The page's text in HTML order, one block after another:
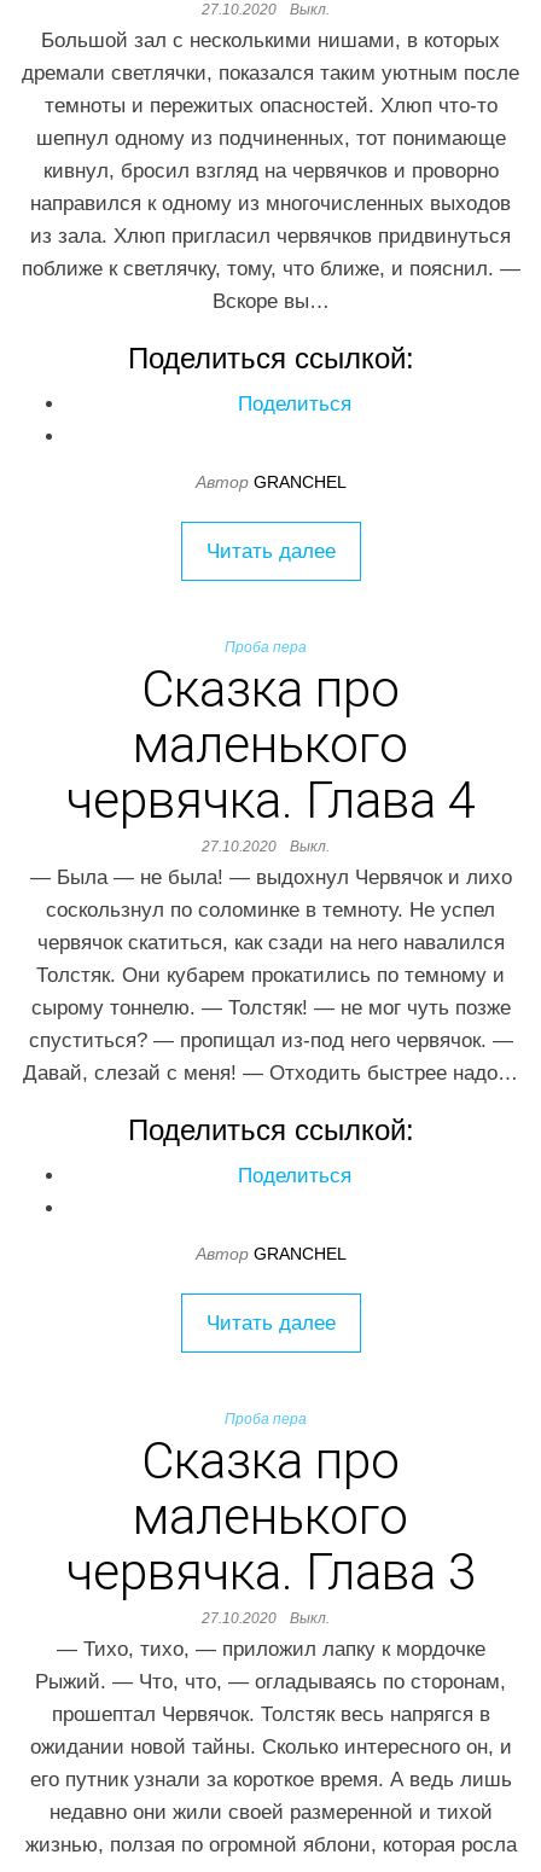
27.10.2020 Выкл.
Большой зал с несколькими нишами, в которых
дремали светлячки, показался таким уютным после
темноты и пережитых опасностей. Хлюп что-то
шепнул одному из подчиненных, тот понимающе
кивнул, бросил взгляд на червячков и проворно
направился к одному из многочисленных выходов
из зала. Хлюп пригласил червячков придвинуться
поближе к светлячку, тому, что ближе, и пояснил. —
Вскоре вы…
Поделиться ссылкой:
Поделиться
Автор GRANCHEL
Читать далее
Проба пера
Сказка про
маленького
червячка. Глава 4
27.10.2020 Выкл.
— Была — не была! — выдохнул Червячок и лихо
соскользнул по соломинке в темноту. Не успел
червячок скатиться, как сзади на него навалился
Толстяк. Они кубарем прокатились по темному и
сырому тоннелю. — Толстяк! — не мог чуть позже
спуститься? — пропищал из-под него червячок. —
Давай, слезай с меня! — Отходить быстрее надо…
Поделиться ссылкой:
Поделиться
Автор GRANCHEL
Читать далее
Проба пера
Сказка про
маленького
червячка. Глава 3
27.10.2020 Выкл.
— Тихо, тихо, — приложил лапку к мордочке
Рыжий. — Что, что, — огладываясь по сторонам,
прошептал Червячок. Толстяк весь напрягся в
ожидании новой тайны. Сколько интересного он, и
его путник узнали за короткое время. А ведь лишь
недавно они жили своей размеренной и тихой
жизнью, ползая по огромной яблони, которая росла